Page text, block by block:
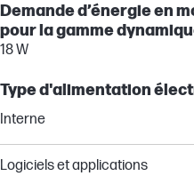
Demande d’énergie en
pour la gamme
18 W
Type d'alimentation
Interne
Logiciels et applications